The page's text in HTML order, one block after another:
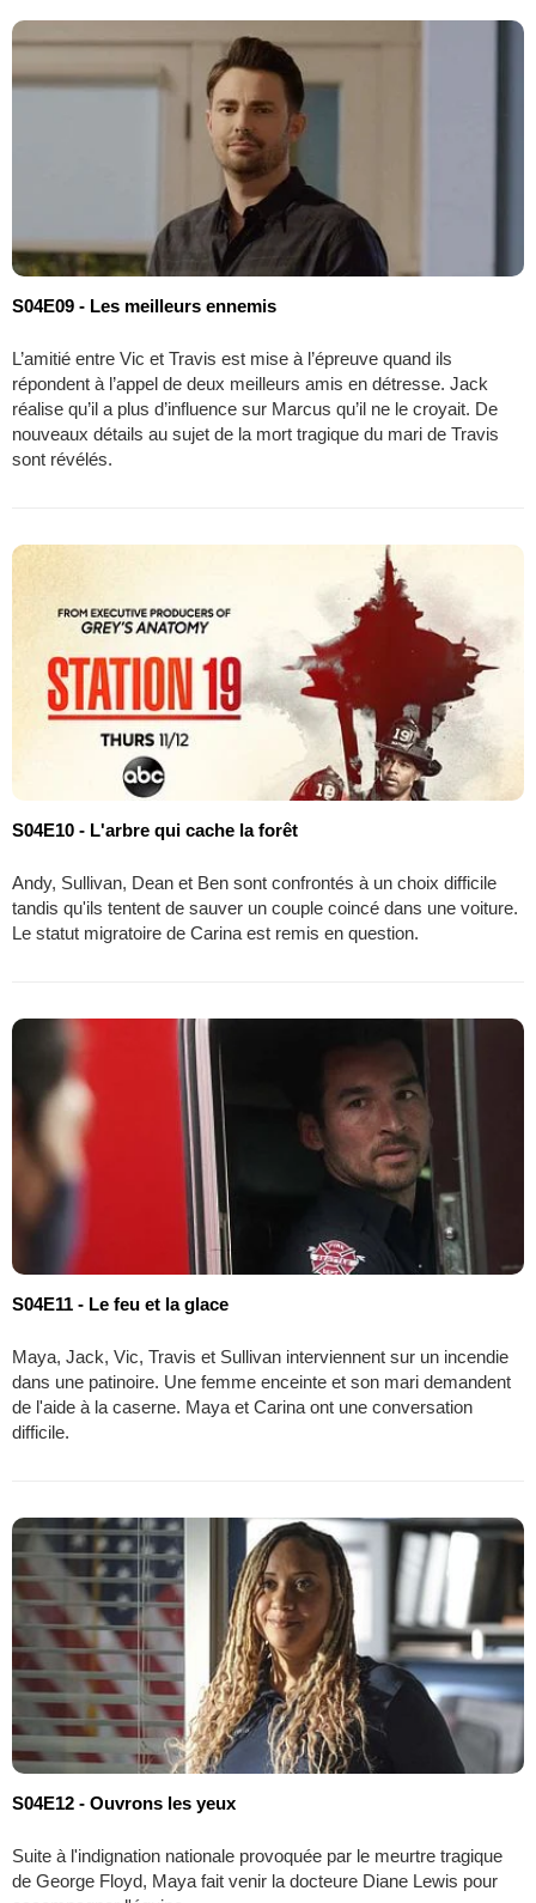
S04E09 - Les meilleurs ennemis
L’amitié entre Vic et Travis est mise à l’épreuve quand ils
répondent à l’appel de deux meilleurs amis en détresse. Jack
réalise qu’il a plus d’influence sur Marcus qu’il ne le croyait. De
nouveaux détails au sujet de la mort tragique du mari de Travis
sont révélés.
S04E10 - L'arbre qui cache la forêt
Andy, Sullivan, Dean et Ben sont confrontés à un choix difficile
tandis qu'ils tentent de sauver un couple coincé dans une voiture.
Le statut migratoire de Carina est remis en question.
S04E11 - Le feu et la glace
Maya, Jack, Vic, Travis et Sullivan interviennent sur un incendie
dans une patinoire. Une femme enceinte et son mari demandent
de l'aide à la caserne. Maya et Carina ont une conversation
difficile.
S04E12 - Ouvrons les yeux
Suite à l'indignation nationale provoquée par le meurtre tragique
de George Floyd, Maya fait venir la docteure Diane Lewis pour